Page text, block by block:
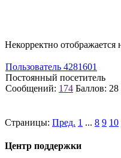
Некорректно
Пользователь 4281601
Постоянный посетитель
Сообщений: 174 Баллов: 28
Страницы: Пред. 1 ... 8 9 10
Центр поддержки